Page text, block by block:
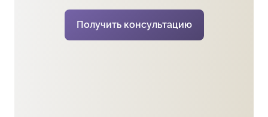
Получить консультацию